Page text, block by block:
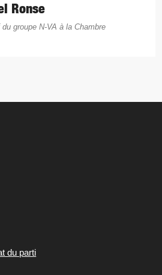
Ronse
du groupe N-VA à la Chambre
du parti